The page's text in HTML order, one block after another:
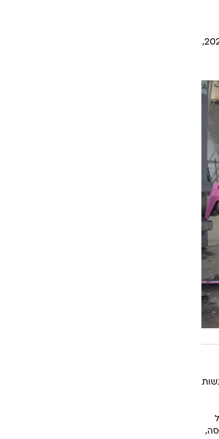
לקומפקטית הקלאסית, ובחנו אותה בתנאי מבחן הריסוק הקדמי ששימש את היורואנקאפ עד 2020,
על